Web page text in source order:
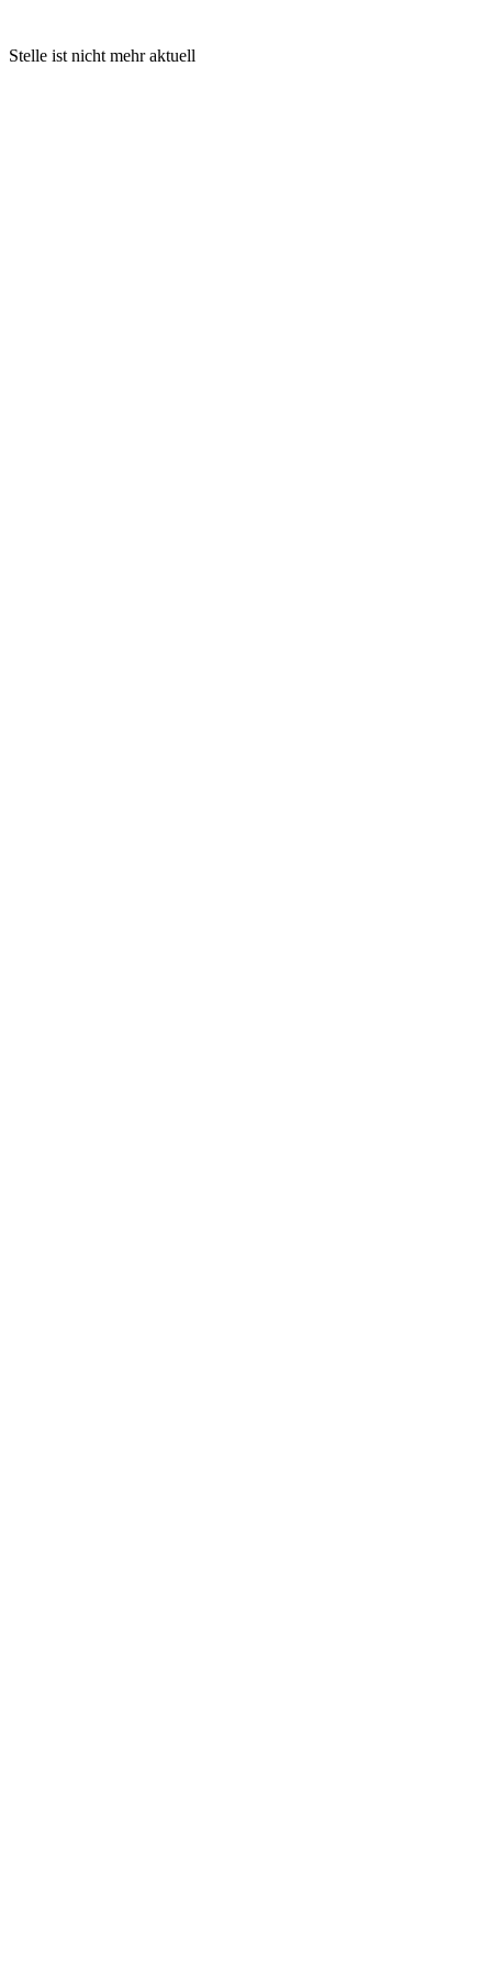
Stelle ist nicht mehr aktuell